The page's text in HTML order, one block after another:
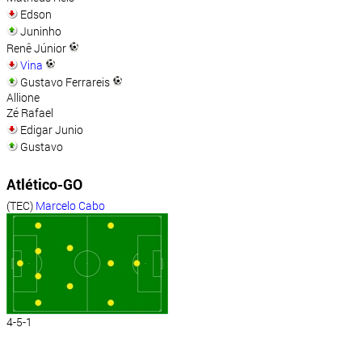
Edson
Juninho
Renê Júnior
Vina
Gustavo Ferrareis
Allione
Zé Rafael
Edigar Junio
Gustavo
Atlético-GO
(TEC) Marcelo Cabo
4-5-1